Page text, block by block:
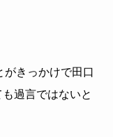
きっかけで田口
過言ではないと